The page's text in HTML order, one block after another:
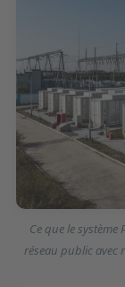
Ce que le
réseau public avec